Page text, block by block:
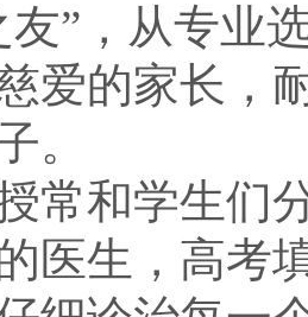
友”，从专业
爱的家长，
。
常和学生们
医生，高考